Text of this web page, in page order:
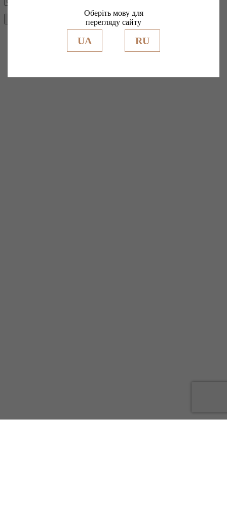
Оберіть мову для
перегляду сайту
UA RU